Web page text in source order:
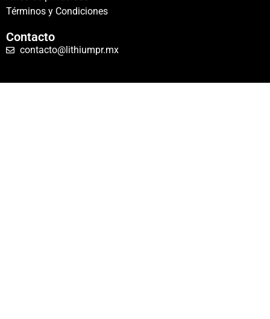
Términos y Condiciones
Contacto
contacto@lithiumpr.mx